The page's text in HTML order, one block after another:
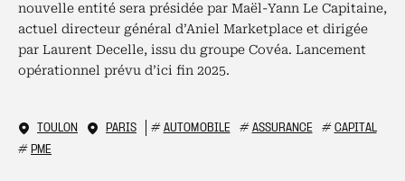
nouvelle entité sera présidée par Maël-Yann Le Capitaine,
actuel directeur général d’Aniel Marketplace et dirigée
par Laurent Decelle, issu du groupe Covéa. Lancement
opérationnel prévu d’ici fin 2025.
TOULON PARIS # AUTOMOBILE # ASSURANCE # CAPITAL
# PME